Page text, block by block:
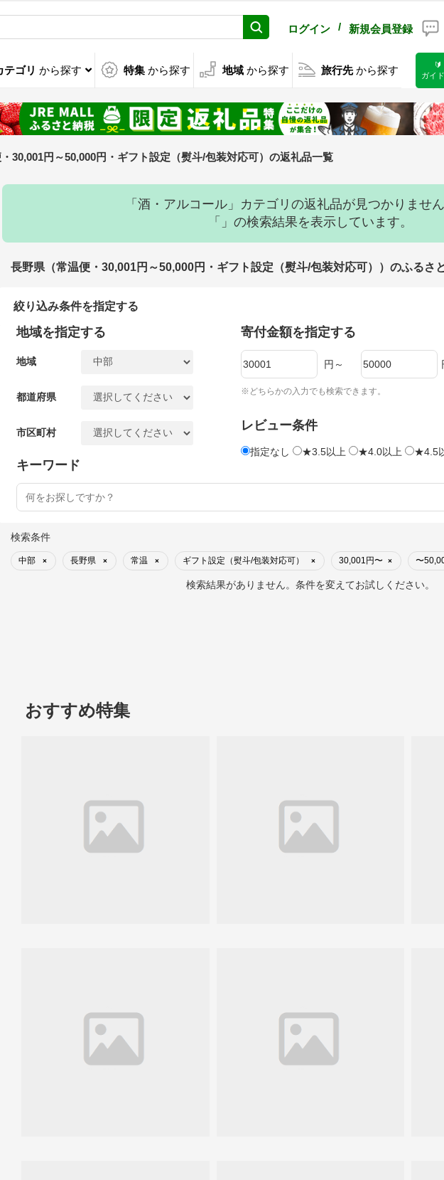
ログイン / 新規会員登録
テゴリ から探す 特集 から探す 地域 から探す 旅行先 から探す
🔰
ガイド
30,001円～50,000円・ギフト設定（熨斗/包装対応可）の返礼品一覧
「酒・アルコール」カテゴリの返礼品が見つかりません
「」の検索結果を表示しています。
長野県（常温便・30,001円～50,000円・ギフト設定（熨斗/包装対応可））のふるさ
絞り込み条件を指定する
地域を指定する
地域
都道府県
市区町村
寄付金額を指定する
円～
※どちらかの入力でも検索できます。
レビュー条件
指定なし ★3.5以上 ★4.0以上 ★4.5
キーワード
検索条件
中部 × 長野県 × 常温 × ギフト設定（熨斗/包装対応可） × 30,001円〜 × 〜
検索結果がありません。条件を変えてお試しください。
おすすめ特集